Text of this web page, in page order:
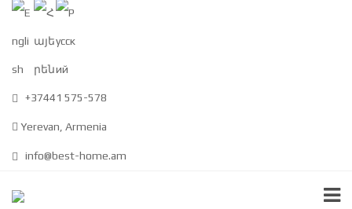
+37441 575-578
Yerevan, Armenia
info@best-home.am